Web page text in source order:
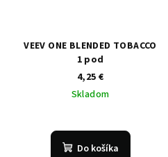
VEEV ONE BLENDED TOBACCO
1 pod
4,25 €
Skladom
Do košíka